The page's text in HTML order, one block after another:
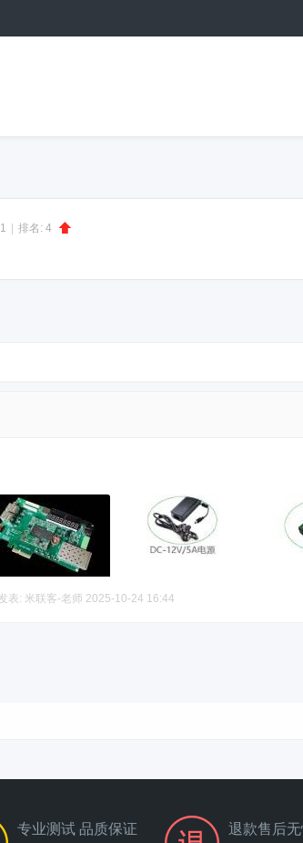
排名: 4
表: 米联客-老师 2025-10-24 16:44
专业测试 品质保证 退款售后